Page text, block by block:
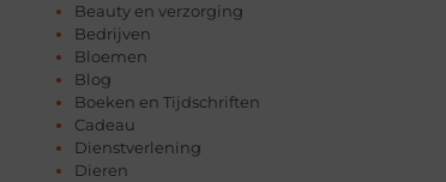
Beauty en verzorging
Bedrijven
Bloemen
Blog
Boeken en Tijdschriften
Cadeau
Dienstverlening
Dieren